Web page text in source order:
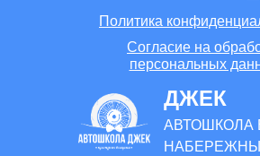
ДЖЕК
АВТОШКОЛА
Согласие на
персональных
Политика